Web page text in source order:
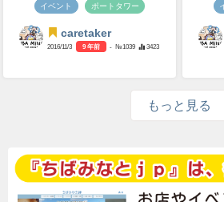
イベント ポートタワー
caretaker
2016/11/3 9 年前 - №1039 3423
もっと見る